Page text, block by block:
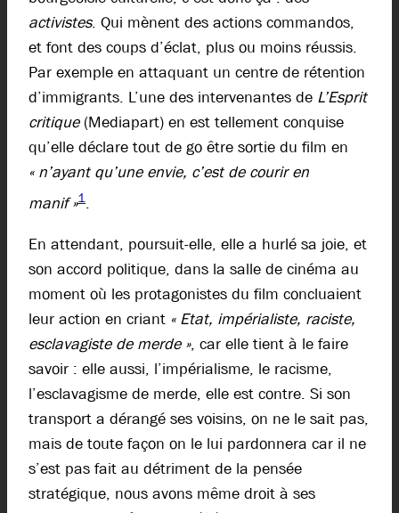
activistes. Qui mènent des actions commandos,
et font des coups d’éclat, plus ou moins réussis.
Par exemple en attaquant un centre de rétention
d’immigrants. L’une des intervenantes de L’Esprit
critique(Mediapart) en est tellement conquise
qu’elle déclare tout de go être sortie du film en
« n’ayant qu’une envie, c’est de courir en
manif »1.
En attendant, poursuit-elle, elle a hurlé sa joie, et
son accord politique, dans la salle de cinéma au
moment où les protagonistes du film concluaient
leur action en criant « Etat, impérialiste, raciste,
esclavagiste de merde », car elle tient à le faire
savoir : elle aussi, l’impérialisme, le racisme,
l’esclavagisme de merde, elle est contre. Si son
transport a dérangé ses voisins, on ne le sait pas,
mais de toute façon on le lui pardonnera car il ne
s’est pas fait au détriment de la pensée
stratégique, nous avons même droit à ses